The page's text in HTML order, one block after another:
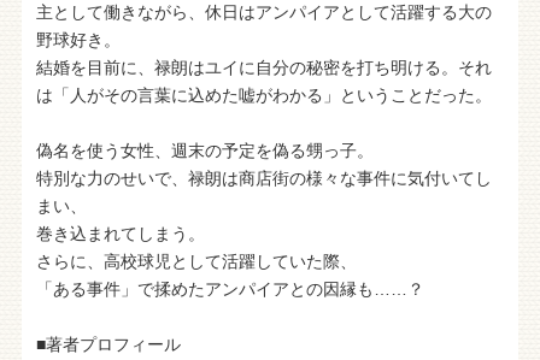
主として働きながら、休日はアンパイアとして活躍する大の
野球好き。
結婚を目前に、禄朗はユイに自分の秘密を打ち明ける。それ
は「人がその言葉に込めた嘘がわかる」ということだった。
偽名を使う女性、週末の予定を偽る甥っ子。
特別な力のせいで、禄朗は商店街の様々な事件に気付いてし
まい、
巻き込まれてしまう。
さらに、高校球児として活躍していた際、
「ある事件」で揉めたアンパイアとの因縁も……？
■著者プロフィール